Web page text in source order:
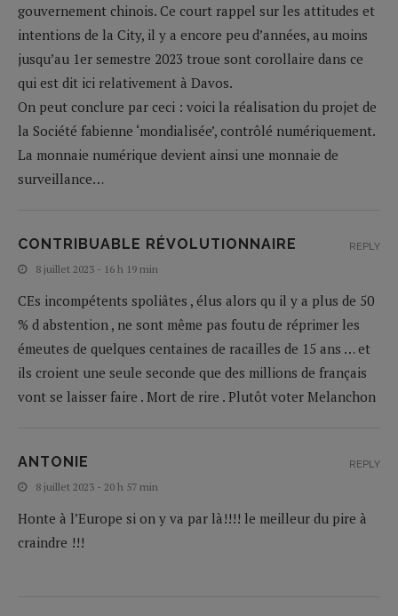
gouvernement chinois. Ce court rappel sur les attitudes et
intentions de la City, il y a encore peu d’années, au moins
jusqu’au 1er semestre 2023 troue sont corollaire dans ce
qui est dit ici relativement à Davos.
On peut conclure par ceci : voici la réalisation du projet de
la Société fabienne ‘mondialisée’, contrôlé numériquement.
La monnaie numérique devient ainsi une monnaie de
surveillance…
CONTRIBUABLE RÉVOLUTIONNAIRE
8 juillet 2023 - 16 h 19 min
CEs incompétents spoliâtes , élus alors qu il y a plus de 50
% d abstention , ne sont même pas foutu de réprimer les
émeutes de quelques centaines de racailles de 15 ans … et
ils croient une seule seconde que des millions de français
vont se laisser faire . Mort de rire . Plutôt voter Melanchon
REPLY
ANTONIE
8 juillet 2023 - 20 h 57 min
Honte à l’Europe si on y va par là!!!! le meilleur du pire à
craindre !!!
REPLY